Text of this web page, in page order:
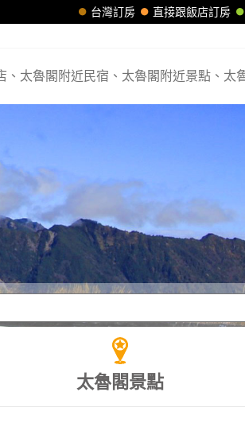
直接跟飯店訂房
台灣訂房
、太魯閣附近民宿、太魯閣附近景點、
太魯閣景點